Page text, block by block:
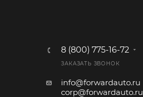
8 (800) 775-16-72
ЗАКАЗАТЬ ЗВОНОК
info@forwardauto.ru
corp@forwardauto.ru